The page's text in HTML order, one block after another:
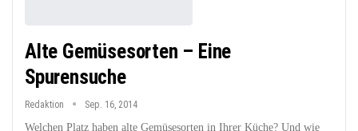
Alte Gemüsesorten – Eine
Spurensuche
Redaktion Sep. 16, 2014
Welchen Platz haben alte Gemüsesorten in Ihrer Küche? Und wie